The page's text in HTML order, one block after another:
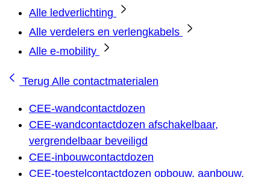
Alle ledverlichting
Alle verdelers en verlengkabels
Alle e-mobility
Terug Alle contactmaterialen
CEE-wandcontactdozen
CEE-wandcontactdozen afschakelbaar,
vergrendelbaar beveiligd
CEE-inbouwcontactdozen
CEE-toestelcontactdozen opbouw, aanbouw,